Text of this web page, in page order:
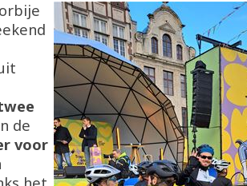
de
voor